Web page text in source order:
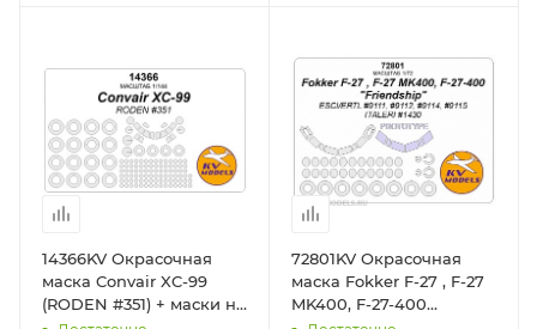
14366KV Окрасочная
маска Convair XC-99
(RODEN #351) + маски на
72801KV Окрасочная
маска Fokker F-27 , F-27
MK400, F-27-400